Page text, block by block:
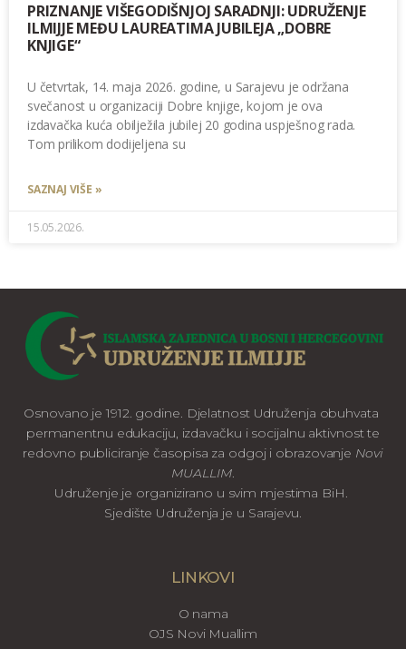
PRIZNANJE VIŠEGODIŠNJOJ SARADNJI: UDRUŽENJE
ILMIJJE MEĐU LAUREATIMA JUBILEJA „DOBRE
KNJIGE“
U četvrtak, 14. maja 2026. godine, u Sarajevu je održana
svečanost u organizaciji Dobre knjige, kojom je ova
izdavačka kuća obilježila jubilej 20 godina uspješnog rada.
Tom prilikom dodijeljena su
SAZNAJ VIŠE »
15.05.2026.
Osnovano je 1912. godine. Djelatnost Udruženja obuhvata
permanentnu edukaciju, izdavačku i socijalnu aktivnost te
redovno publiciranje časopisa za odgoj i obrazovanje Novi
MUALLIM.
Udruženje je organizirano u svim mjestima BiH.
Sjedište Udruženja je u Sarajevu.
LINKOVI
O nama
OJS Novi Muallim